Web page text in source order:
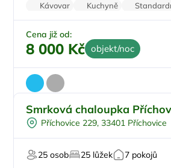
Kávovar Kuchyně
Wi-Fi
Zvířata povolena
Cena již od:
8 000 Kč objekt/noc
Pro rodiny s dětmi
Na horách
Smrková chaloupka
Příchovice 229, 33401 Příchovice
25 osob 25 lůžek 7 pokojů